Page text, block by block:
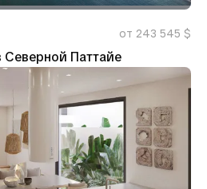
от 243 545 $
Северной Паттайе